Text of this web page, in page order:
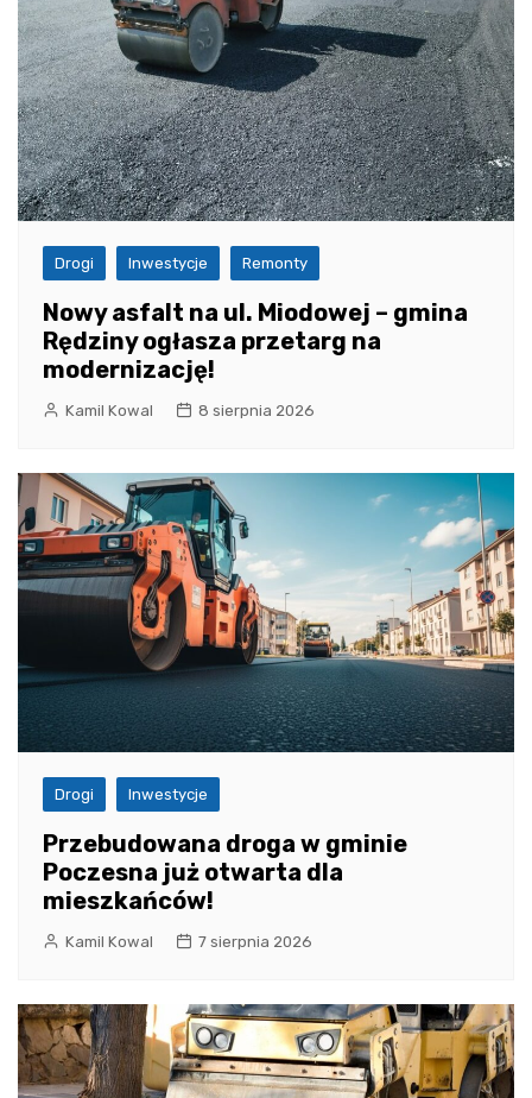
Drogi Inwestycje Remonty
Nowy asfalt na ul. Miodowej – gmina
Rędziny ogłasza przetarg na
modernizację!
Kamil Kowal 8 sierpnia 2026
Drogi Inwestycje
Przebudowana droga w gminie
Poczesna już otwarta dla
mieszkańców!
Kamil Kowal 7 sierpnia 2026